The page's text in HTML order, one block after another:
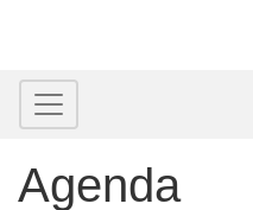
Agenda
Before